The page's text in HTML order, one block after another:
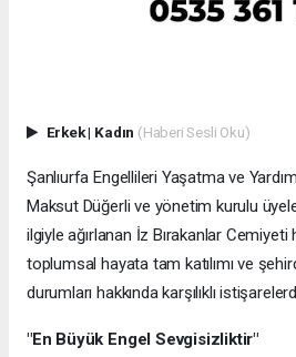
Erkek| Kadın (Haberi Sesli Oku)
Şanlıurfa Engellileri Yaşatma ve
Maksut Düğerli ve yönetim kurulu
ilgiyle ağırlanan İz Bırakanlar
toplumsal hayata tam katılımı ve
durumları hakkında karşılıklı
"En Büyük Engel Sevgisizliktir"